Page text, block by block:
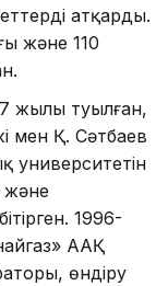
атқарды.
және 110
жылы туылған,
мен Қ. Сәтбаев
университетін
және
1996-
ААҚ
өндіру